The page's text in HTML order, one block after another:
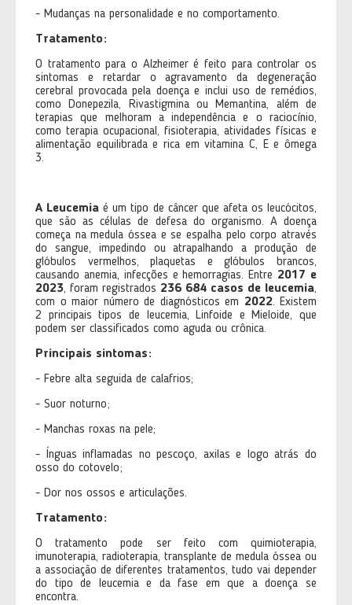
- Mudanças na personalidade e no comportamento.
Tratamento:
O tratamento para o Alzheimer é feito para controlar os
sintomas e retardar o agravamento da degeneração
cerebral provocada pela doença e inclui uso de remédios,
como Donepezila, Rivastigmina ou Memantina, além de
terapias que melhoram a independência e o raciocínio,
como terapia ocupacional, fisioterapia, atividades físicas e
alimentação equilibrada e rica em vitamina C, E e ômega
3.
A Leucemia é um tipo de câncer que afeta os leucócitos,
que são as células de defesa do organismo. A doença
começa na medula óssea e se espalha pelo corpo através
do sangue, impedindo ou atrapalhando a produção de
glóbulos vermelhos, plaquetas e glóbulos brancos,
causando anemia, infecções e hemorragias. Entre 2017 e
2023, foram registrados 236 684 casos de leucemia,
com o maior número de diagnósticos em 2022. Existem
2 principais tipos de leucemia, Linfoide e Mieloide, que
podem ser classificados como aguda ou crônica.
Principais sintomas:
- Febre alta seguida de calafrios;
- Suor noturno;
- Manchas roxas na pele;
- Ínguas inflamadas no pescoço, axilas e logo atrás do
osso do cotovelo;
- Dor nos ossos e articulações.
Tratamento:
O tratamento pode ser feito com quimioterapia,
imunoterapia, radioterapia, transplante de medula óssea ou
a associação de diferentes tratamentos, tudo vai depender
do tipo de leucemia e da fase em que a doença se
encontra.